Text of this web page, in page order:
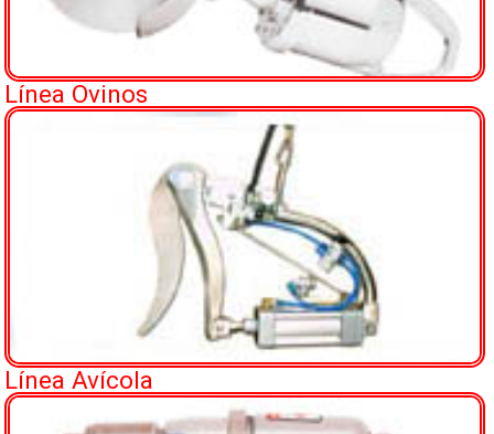
Línea Ovinos
Línea Avícola